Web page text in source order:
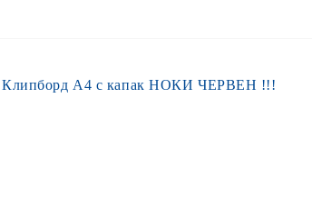
Клипборд А4 с капак НОКИ ЧЕРВЕН !!!